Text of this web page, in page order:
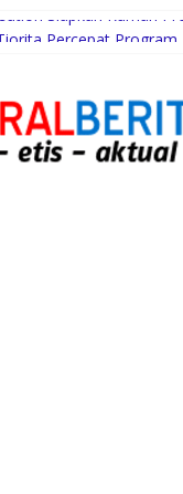
Siapkan Rumah
Kapolda Sumut
Truk, Supir Tangki
Kolaborasi dengan